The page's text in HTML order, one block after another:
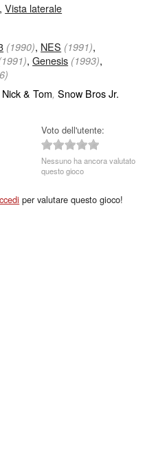
,Vista laterale
(1990), NES (1991),
,Genesis (1993),
& Tom, Snow Bros Jr.
Voto dell'utente:
Nessuno ha ancora valutato
questo gioco
per valutare questo gioco!